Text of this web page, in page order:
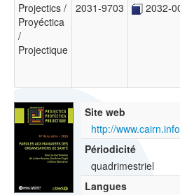
Projectics /
Proyéctica
/
Projectique
2031-9703 2032-
Site web
http://
Périodicité
quadrimestriel
Langues